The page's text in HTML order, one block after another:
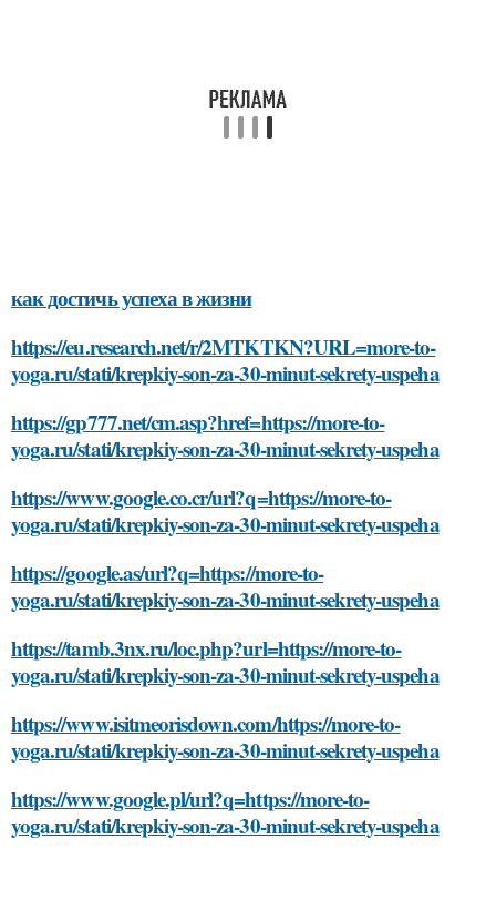
как достичь успеха в жизни
https://eu.research.net/r/2MTKTKN?URL=more-to-
yoga.ru/stati/krepkiy-son-za-30-minut-sekrety-uspeha
https://gp777.net/cm.asp?href=https://more-to-
yoga.ru/stati/krepkiy-son-za-30-minut-sekrety-uspeha
https://www.google.co.cr/url?q=https://more-to-
yoga.ru/stati/krepkiy-son-za-30-minut-sekrety-uspeha
https://google.as/url?q=https://more-to-
yoga.ru/stati/krepkiy-son-za-30-minut-sekrety-uspeha
https://tamb.3nx.ru/loc.php?url=https://more-to-
yoga.ru/stati/krepkiy-son-za-30-minut-sekrety-uspeha
https://www.isitmeorisdown.com/https://more-to-
yoga.ru/stati/krepkiy-son-za-30-minut-sekrety-uspeha
https://www.google.pl/url?q=https://more-to-
yoga.ru/stati/krepkiy-son-za-30-minut-sekrety-uspeha